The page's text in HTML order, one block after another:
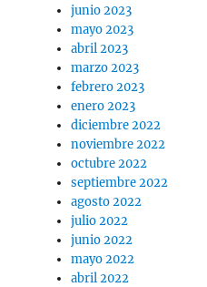
junio 2023
mayo 2023
abril 2023
marzo 2023
febrero 2023
enero 2023
diciembre 2022
noviembre 2022
octubre 2022
septiembre 2022
agosto 2022
julio 2022
junio 2022
mayo 2022
abril 2022